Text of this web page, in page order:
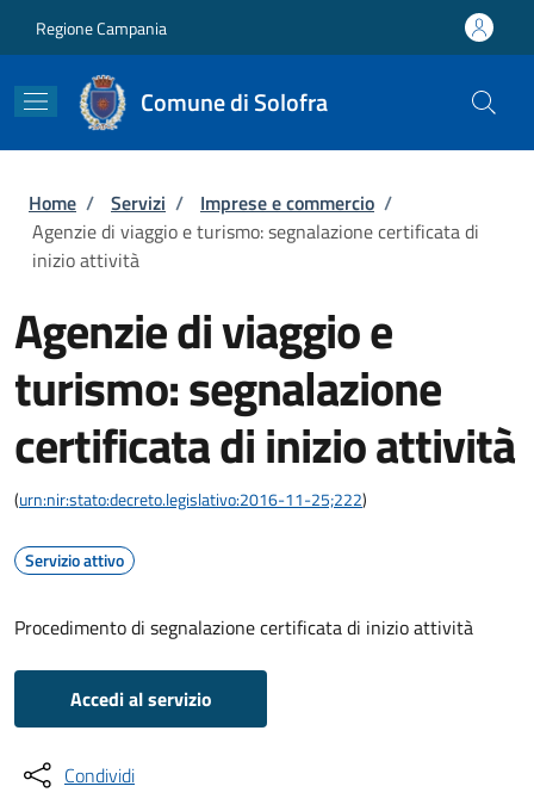
Regione Campania
Comune di Solofra
Briciole di pane
Home / Servizi / Imprese e commercio /
Agenzie di viaggio e turismo: segnalazione certificata di
inizio attività
Agenzie di viaggio e
turismo: segnalazione
certificata di inizio attività
(urn:nir:stato:decreto.legislativo:2016-11-25;222)
Servizio attivo
Procedimento di segnalazione certificata di inizio attività
Accedi al servizio
Condividi